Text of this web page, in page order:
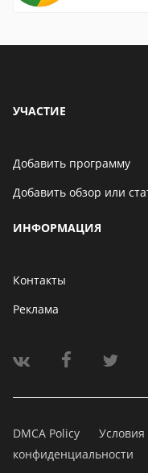
УЧАСТИЕ
Добавить программу
Добавить обзор или
ИНФОРМАЦИЯ
Контакты
Реклама
DMCA Policy
конфиденциальности